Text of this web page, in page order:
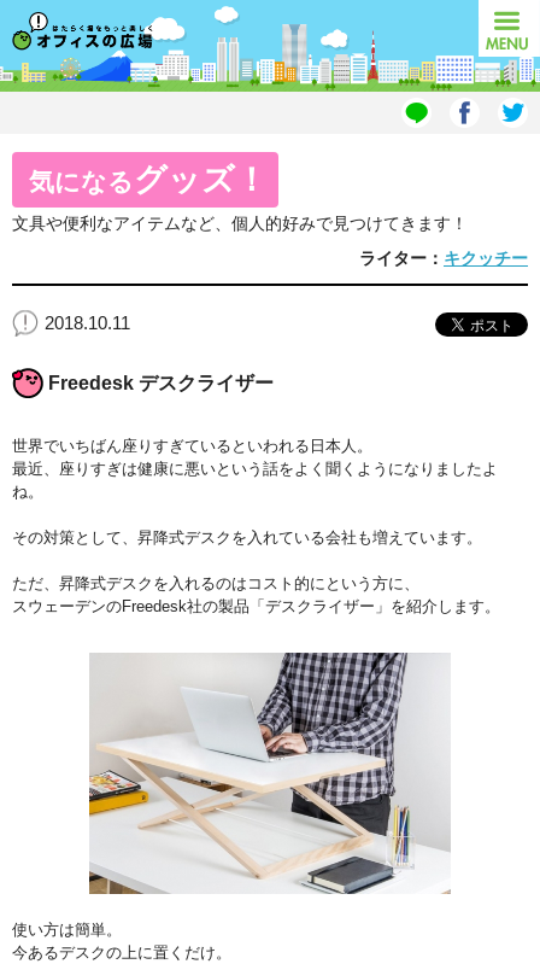
オフィスの広場 MENU
気になる グッズ！
文具や便利なアイテムなど、個人的好みで見つけてきます！
ライター： キクッチー
2018.10.11
Freedesk デスクライザー
世界でいちばん座りすぎているといわれる日本人。
最近、座りすぎは健康に悪いという話をよく聞くようになりましたよ
ね。
その対策として、昇降式デスクを入れている会社も増えています。
ただ、昇降式デスクを入れるのはコスト的にという方に、
スウェーデンのFreedesk社の製品「デスクライザー」を紹介します。
使い方は簡単。
今あるデスクの上に置くだけ。